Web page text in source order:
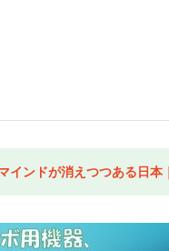
インドが消えつつある日